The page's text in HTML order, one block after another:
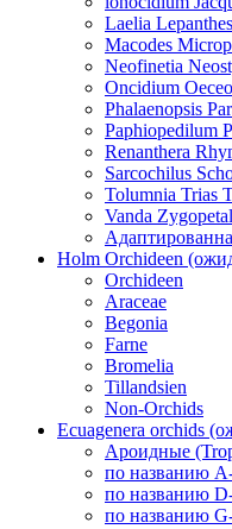
Laelia
Macodes
Neofinetia
Oncidium
Phalaenopsis
Paphiopedilum
Renanthera
Sarcochilus
Tolumnia Trias
Vanda
Holm Orchideen
Orchideen
Araceae
Begonia
Farne
Bromelia
Tillandsien
Non-Orchids
Ecuagenera orchids
Ароидные
по названию
по названию
по названию